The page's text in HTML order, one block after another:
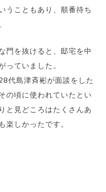
うこともあり、順番待ち
門を抜けると、邸宅を中
っていました。
代島津斉彬が面談をした
の頃に使われていたとい
と見どころはたくさんあ
楽しかったです。